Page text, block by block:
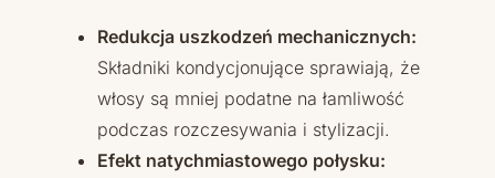
Redukcja uszkodzeń mechanicznych:
Składniki kondycjonujące sprawiają, że
włosy są mniej podatne na łamliwość
podczas rozczesywania i stylizacji.
Efekt natychmiastowego połysku: